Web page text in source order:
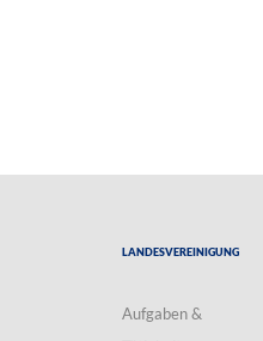
Landesvereinigung
Aufgaben &